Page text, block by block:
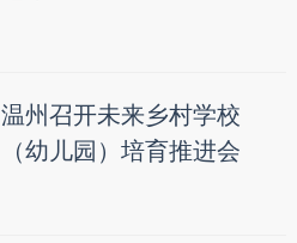
温州召开未来乡村学校
（幼儿园）培育推进会